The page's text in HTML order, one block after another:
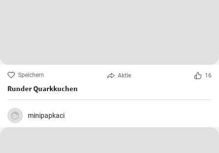
Speichern Aktie 16
Runder Quarkkuchen
minipapkaci